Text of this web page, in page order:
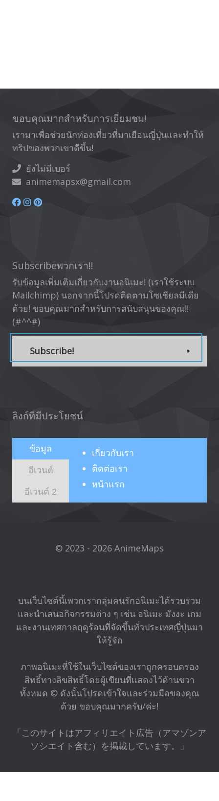
ขอบคุณมากสำหรับการเยี่ยมชม!
เรามาเพื่อช่วยนักท่องเที่ยวที่มาเยือนญี่ปุ่นและทำให้
ทริปของพวกเขาดีขึ้น!
ยังไม่มีเบอร์
animemapsx@gmail.com
Subscribeพวกเรา!!
รับข้อมูลเพิ่มเติมเกี่ยวกับงานอนิเมะ! (เราใช้ระบบ
Mailchimp) นอกจากนี้โปรดติดตามโซเชียลมีเดีย
ด้วย! ขอบคุณมากสำหรับการสนับสนุนของคุณ!!
(#^^#)
Subscribe!
ลิงก์ที่มีประโยชน์
ข้อมูล
อีเวนต์
อีเวนต์ 2
เกี่ยวกับเรา
ติดต่อเรา
หน้าแรก
© 2023 - 2026 AnimeMaps
บนเว็บไซต์นี้เพวกเรากลุ่มคนรักอนิเมะได้รวบรวม
และนำเสนอกิจกรรมต่าง ๆ เช่น อนิเมะ มังงะ เกม
และงานเทศกาลฤดูร้อนที่จัดขึ้นทั่วประเทศญี่ปุ่นมา
ให้รู้จัก
ภาพอนิเมะที่ใช้ในเว็บไซต์ของเราถูกครอบครอง
สิทธิ์ทางลิขสิทธิ์โดยผู้เขียนที่แสดงไว้ด้านขวา
ทั้งหมด © ดังนั้นโปรดเข้าใจและร่วมมือของคุณ
ด้วย ขอบคุณมากครับ/ค่ะ!
「このサイトはアフィリエイト広告（アマゾンア
ソシエイト含む）を掲載しています。」